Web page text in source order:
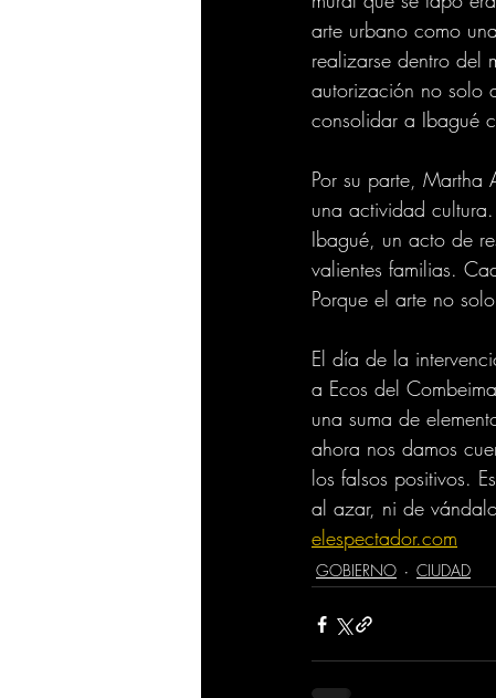
arte urbano como
realizarse dentro del
autorización no solo
consolidar a Ibagué
Por su parte, Martha
una actividad
Ibagué, un acto de
valientes familias.
Porque el arte no
El día de la
a Ecos del
una suma de
ahora nos damos
los falsos positivos.
al azar, ni de
elespectador.com
GOBIERNO CIUDAD